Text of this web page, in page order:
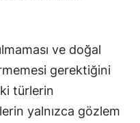
ve doğal
gerektiğini
türlerin
yalnızca gözlem